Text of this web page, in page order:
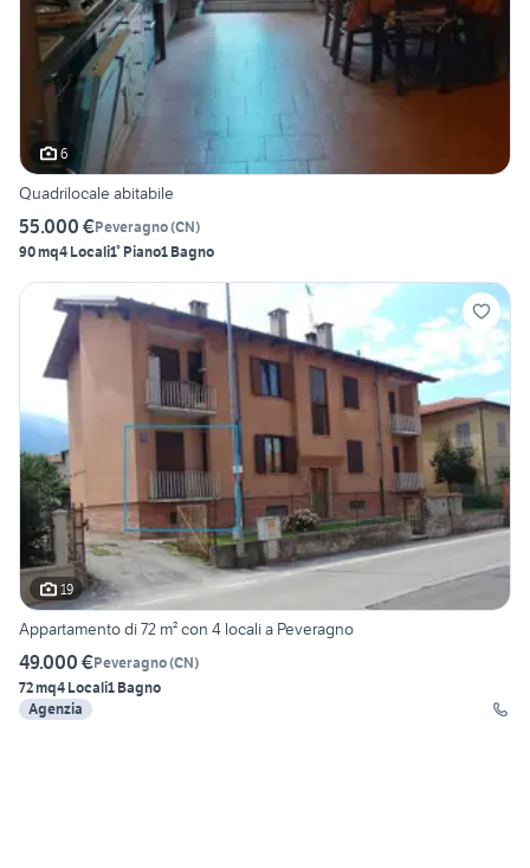
6
Quadrilocale abitabile
55.000 €Peveragno(CN)
90 mq4 Locali1° Piano1 Bagno
19
Appartamento di 72 m² con 4 locali a Peveragno
49.000 €Peveragno(CN)
72 mq4 Locali1 Bagno
Agenzia